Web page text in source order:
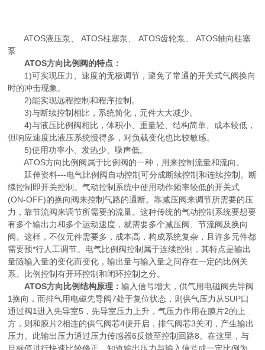
ATOS液压泵、 ATOS柱塞泵、 ATOS齿轮泵、 ATOS轴向柱塞
泵
ATOS方向比例阀的特点：
1)可实现压力、速度的无极调节，避免了常通的开关式气阀换向
时的冲击现象。
2)能实现远程控制和程序控制。
3)与断续控制相比，系统简化，元件大大减少。
4)与液压比例阀相比，体积小、重量轻、结构简单、成本较低，
但响应速度比液压系统慢得多，对负载变化也比较敏感。
5)使用功率小、发热少、噪声低。
ATOS方向比例阀属于比例阀的一种，用来控制流量和流向。
延伸资料---电气比例阀自动控制可分成断续控制和连续控制。断
续控制即开关控制。气动控制系统中使用动作频率较低的开关式
(ON-OFF)的换向阀来控制气路的通断。靠减压阀来调节所需要的压
力，靠节流阀来调节所需要的流量。这种传统的气动控制系统要想要
有多个输出力和多个运动速度，就需要多个减压阀、节流阀及换向
阀。这样，不仅元件需要多，成本高，构成系统复杂，且许多元件都
需要预*行人工调节。电气比例阀控制属于连续控制，其特点是输出
量随输入量的变化而变化，输出量与输入量之间存在一定的比例关
系。比例控制有开环控制和闭环控制之分。
ATOS方向比例结构原理：输入信号增大，供气用电磁阀先导阀
1换向，而排气用电磁先导阀7处于复位状态，则供气压力从SUP口
通过阀1进入先导室5，先导室压力上升，气压力作用在膜片2的上
方，则和膜片2相连的供气阀芯4便开启，排气阀芯3关闭，产生输出
压力。此输出压力通过压力传感器6反馈至控制回路8。在这里，与